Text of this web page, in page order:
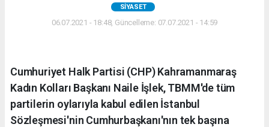
SIYASET
06.07.2021 - 18:48, Güncelleme: 07.07.2021 - 14:59
Cumhuriyet Halk Partisi (CHP) Kahramanmaraş
Kadın Kolları Başkanı Naile İşlek, TBMM'de tüm
partilerin oylarıyla kabul edilen İstanbul
Sözleşmesi'nin Cumhurbaşkanı'nın tek başına